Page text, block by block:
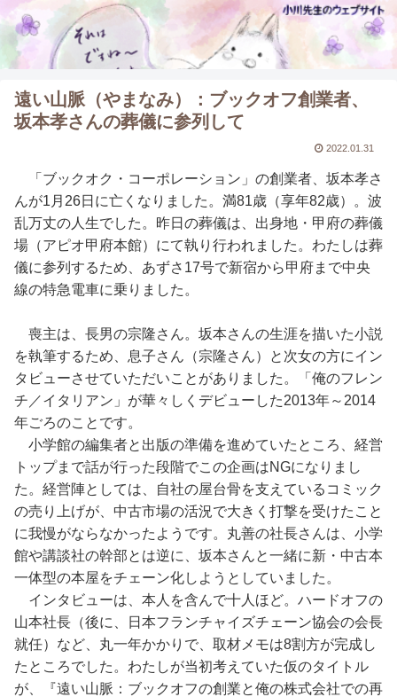
遠い山脈（やまなみ）：ブックオフ創業者、
坂本孝さんの葬儀に参列して
2022.01.31
「ブックオク・コーポレーション」の創業者、坂本孝さ
んが1月26日に亡くなりました。満81歳（享年82歳）。波
乱万丈の人生でした。昨日の葬儀は、出身地・甲府の葬儀
場（アピオ甲府本館）にて執り行われました。わたしは葬
儀に参列するため、あずさ17号で新宿から甲府まで中央
線の特急電車に乗りました。
喪主は、長男の宗隆さん。坂本さんの生涯を描いた小説
を執筆するため、息子さん（宗隆さん）と次女の方にイン
タビューさせていただいことがありました。「俺のフレン
チ／イタリアン」が華々しくデビューした2013年～2014
年ごろのことです。
小学館の編集者と出版の準備を進めていたところ、経営
トップまで話が行った段階でこの企画はNGになりまし
た。経営陣としては、自社の屋台骨を支えているコミック
の売り上げが、中古市場の活況で大きく打撃を受けたこと
に我慢がならなかったようです。丸善の社長さんは、小学
館や講談社の幹部とは逆に、坂本さんと一緒に新・中古本
一体型の本屋をチェーン化しようとしていました。
インタビューは、本人を含んで十人ほど。ハードオフの
山本社長（後に、日本フランチャイズチェーン協会の会長
就任）など、丸一年かかりで、取材メモは8割方が完成し
たところでした。わたしが当初考えていた仮のタイトル
が、『遠い山脈：ブックオフの創業と俺の株式会社での再